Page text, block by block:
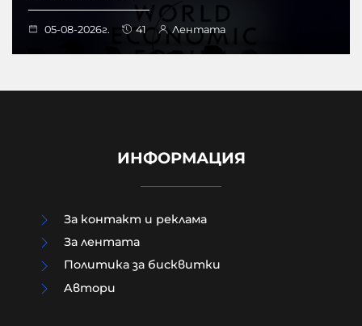
05-08-2026г. 41 Лентата
ИНФОРМАЦИЯ
За контакт и реклама
За лентата
Политика за бисквитки
Aвтори